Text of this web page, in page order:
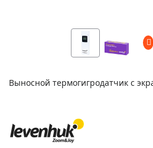
Выносной термогигродатчик с